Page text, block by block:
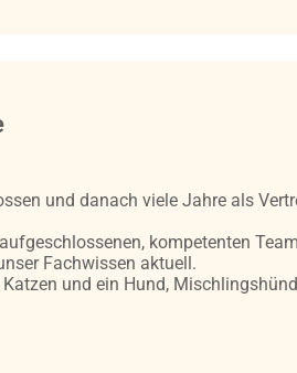
und danach viele Jahre als
kompetenten
Fachwissen aktuell.
und ein Hund,